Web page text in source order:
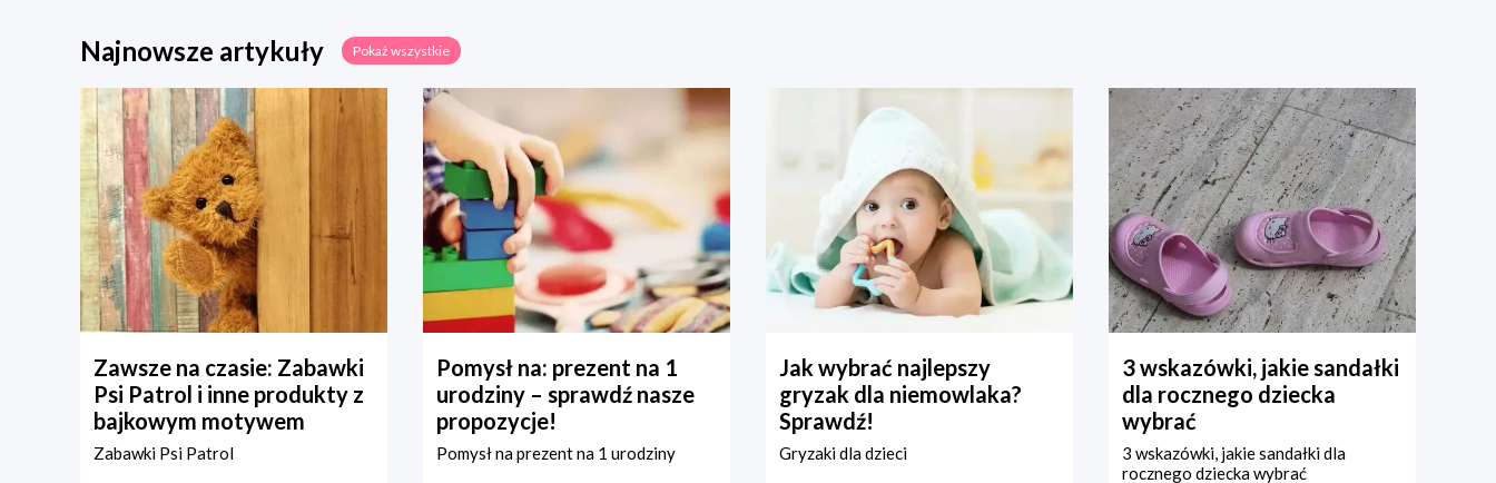
Najnowsze artykuły Pokaż wszystkie
Zawsze na czasie: Zabawki
Psi Patrol i inne produkty z
bajkowym motywem
Zabawki Psi Patrol
Pomysł na: prezent na 1
urodziny – sprawdź nasze
propozycje!
Pomysł na prezent na 1 urodziny
Jak wybrać najlepszy
gryzak dla niemowlaka?
Sprawdź!
Gryzaki dla dzieci
3 wskazówki, jakie sandałki
dla rocznego dziecka
wybrać
3 wskazówki, jakie sandałki dla
rocznego dziecka wybrać